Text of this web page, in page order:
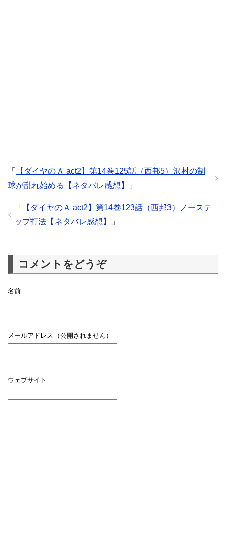
「
【ダイヤのＡ act2】第14巻125話（西邦5）沢村の制
球が乱れ始める【ネタバレ感想】
」
「
【ダイヤのＡ act2】第14巻123話（西邦3）ノーステ
ップ打法【ネタバレ感想】
」
コメントをどうぞ
名前
メールアドレス（公開されません）
ウェブサイト